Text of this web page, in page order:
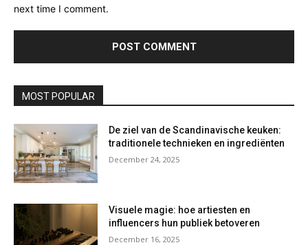
next time I comment.
MOST POPULAR
De ziel van de Scandinavische keuken:
traditionele technieken en ingrediënten
December 24, 2025
Visuele magie: hoe artiesten en
influencers hun publiek betoveren
December 16, 2025